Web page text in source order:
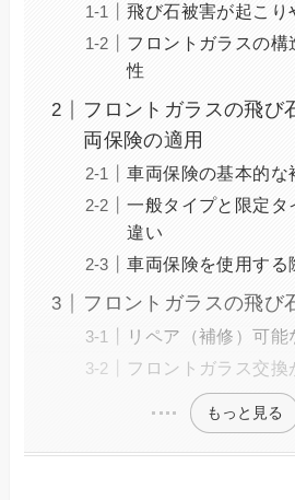
飛び石被害が起こり
フロントガラスの
性
フロントガラスの飛び
両保険の適用
車両保険の基本的な
一般タイプと限定タ
違い
車両保険を使用する
フロントガラスの飛び
リペア（補修）可能
フロントガラス交換
もっと見る